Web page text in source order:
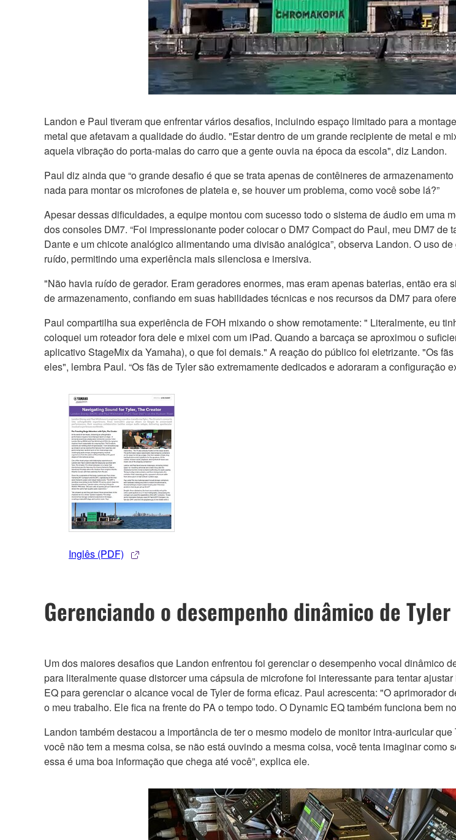
Landon e Paul tiveram que enfrentar vários desafios, incluindo espaço limitado para a
metal que afetavam a qualidade do áudio. "Estar dentro de um grande recipiente de metal e
aquela vibração do porta-malas do carro que a gente ouvia na época da escola", diz Landon.
Paul diz ainda que “o grande desafio é que se trata apenas de contêineres de
nada para montar os microfones de plateia e, se houver um problema, como você sobe lá?”
Apesar dessas dificuldades, a equipe montou com sucesso todo o sistema de áudio em uma
dos consoles DM7. “Foi impressionante poder colocar o DM7 Compact do Paul, meu DM7
Dante e um chicote analógico alimentando uma divisão analógica”, observa Landon. O uso
ruído, permitindo uma experiência mais silenciosa e imersiva.
"Não havia ruído de gerador. Eram geradores enormes, mas eram apenas baterias, então
de armazenamento, confiando em suas habilidades técnicas e nos recursos da DM7 para
Paul compartilha sua experiência de FOH mixando o show remotamente: " Literalmente, eu
coloquei um roteador fora dele e mixei com um iPad. Quando a barcaça se aproximou o
aplicativo StageMix da Yamaha), o que foi demais." A reação do público foi eletrizante. "Os
eles", lembra Paul. “Os fãs de Tyler são extremamente dedicados e adoraram a configuração
Inglês (PDF)
Gerenciando o desempenho dinâmico de Tyler
Um dos maiores desafios que Landon enfrentou foi gerenciar o desempenho vocal dinâmico
para literalmente quase distorcer uma cápsula de microfone foi interessante para tentar
EQ para gerenciar o alcance vocal de Tyler de forma eficaz. Paul acrescenta: "O
o meu trabalho. Ele fica na frente do PA o tempo todo. O Dynamic EQ também funciona bem
Landon também destacou a importância de ter o mesmo modelo de monitor intra-auricular
você não tem a mesma coisa, se não está ouvindo a mesma coisa, você tenta imaginar
essa é uma boa informação que chega até você”, explica ele.